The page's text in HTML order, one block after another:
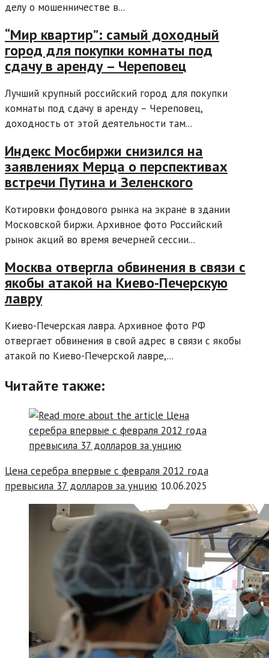
делу о мошенничестве в...
“Мир квартир”: самый доходный
город для покупки комнаты под
сдачу в аренду – Череповец
Лучший крупный российский город для покупки
комнаты под сдачу в аренду – Череповец,
доходность от этой деятельности там...
Индекс Мосбиржи снизился на
заявлениях Мерца о перспективах
встречи Путина и Зеленского
Котировки фондового рынка на экране в здании
Московской биржи. Архивное фото Российский
рынок акций во время вечерней сессии...
Москва отвергла обвинения в связи с
якобы атакой на Киево-Печерскую
лавру
Киево-Печерская лавра. Архивное фото РФ
отвергает обвинения в свой адрес в связи с якобы
атакой по Киево-Печерской лавре,...
Читайте также:
Цена серебра впервые с февраля 2012 года
превысила 37 долларов за унцию 10.06.2025